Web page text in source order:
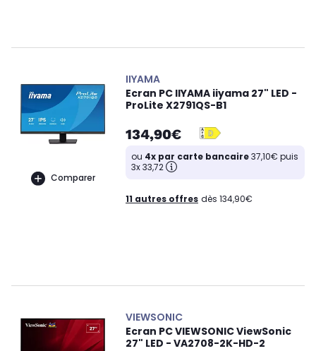
Comparer
IIYAMA
Ecran PC IIYAMA iiyama 27" LED -
ProLite X2791QS-B1
134,90€
ou 4x par carte bancaire37,10€ puis
3x 33,72
11 autres offres dès 134,90€
VIEWSONIC
Ecran PC VIEWSONIC ViewSonic
27" LED - VA2708-2K-HD-2